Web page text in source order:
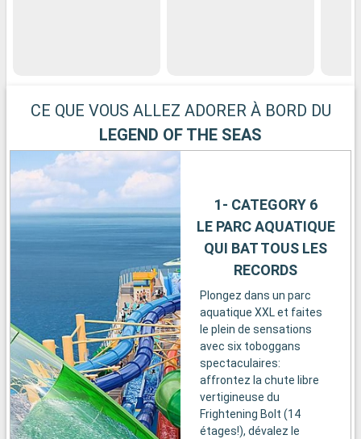
CE QUE VOUS ALLEZ ADORER À BORD DU
LEGEND OF THE SEAS
1- CATEGORY 6
LE PARC AQUATIQUE
QUI BAT TOUS LES
RECORDS
Plongez dans un parc
aquatique XXL et faites
le plein de sensations
avec six toboggans
spectaculaires:
affrontez la chute libre
vertigineuse du
Frightening Bolt (14
étages!), dévalez le